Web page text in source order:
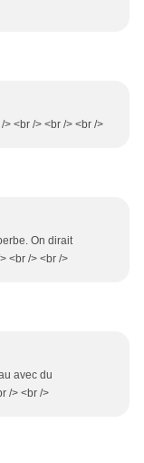
<br /> <br /> <br />
On dirait
<br /> <br />
avec du
/> <br />